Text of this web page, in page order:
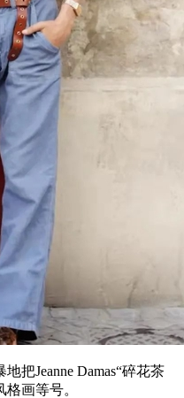
Jeanne Damas“碎花茶
画等号。